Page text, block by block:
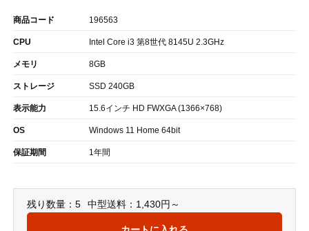
商品コード 196563
CPU Intel Core i3 第8世代 8145U 2.3GHz
メモリ 8GB
ストレージ SSD 240GB
表示能力 15.6インチ HD FWXGA (1366×768)
OS Windows 11 Home 64bit
保証期間 1年間
残り数量：5 中型送料：1,430円～